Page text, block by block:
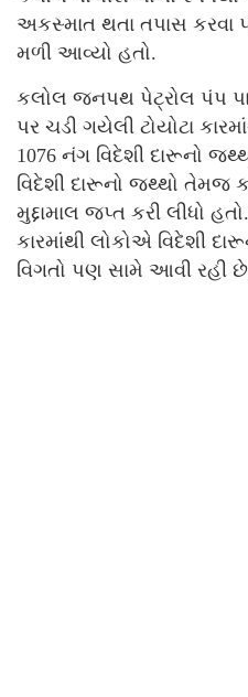
અકસ્માત થતા તપાસ
મળી આવ્યો હતો.
કલોલ જનપથ પેટ્રોલ પંપ
પર ચડી ગયેલી ટોયોટા
1076 નંગ વિદેશી દારૂનો
વિદેશી દારૂનો જથ્થો તેમજ
મુદ્દામાલ જપ્ત કરી લીધો
કારમાંથી લોકોએ વિદેશી
વિગતો પણ સામે આવી રહી